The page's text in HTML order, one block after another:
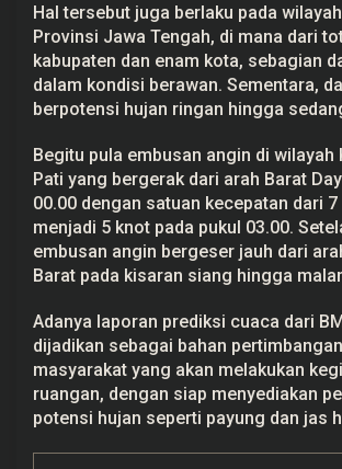
Hal tersebut juga berlaku pada
Provinsi Jawa Tengah, di mana dari
kabupaten dan enam kota, sebagian
dalam kondisi berawan. Sementara,
berpotensi hujan ringan hingga
Begitu pula embusan angin di wilayah
Pati yang bergerak dari arah Barat
00.00 dengan satuan kecepatan dari
menjadi 5 knot pada pukul 03.00.
embusan angin bergeser jauh dari
Barat pada kisaran siang hingga
Adanya laporan prediksi cuaca dari
dijadikan sebagai bahan
masyarakat yang akan melakukan
ruangan, dengan siap menyediakan
potensi hujan seperti payung dan jas